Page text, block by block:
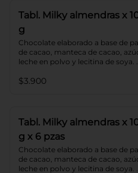
Tabl. Milky almendras x
g
Chocolate elaborado a base de
de cacao, manteca de cacao,
leche en polvo y lecitina de soya.
cacao: 40%.
$3.900
Tabl. Milky almendras x
g x 6 pzas
Chocolate elaborado a base de
de cacao, manteca de cacao,
leche en polvo y lecitina de soya.